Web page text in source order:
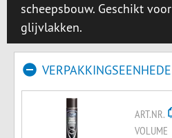
scheepsbouw. Geschikt
glijvlakken.
ART.NR.
VOLUME